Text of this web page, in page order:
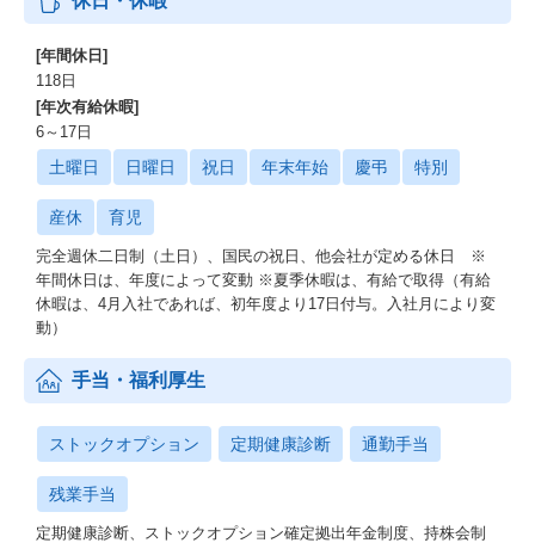
[年間休日]
118日
[年次有給休暇]
6～17日
土曜日 日曜日 祝日 年末年始 慶弔 特別
産休 育児
完全週休二日制（土日）、国民の祝日、他会社が定める休日 ※
年間休日は、年度によって変動 ※夏季休暇は、有給で取得（有給
休暇は、4月入社であれば、初年度より17日付与。入社月により変
動）
手当・福利厚生
ストックオプション 定期健康診断 通勤手当
残業手当
定期健康診断、ストックオプション確定拠出年金制度、持株会制